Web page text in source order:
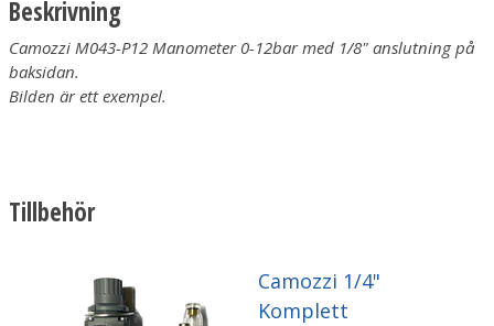
Beskrivning
Camozzi M043-P12 Manometer 0-12bar med 1/8" anslutning på
baksidan.
Bilden är ett exempel.
Tillbehör
Camozzi 1/4"
Komplett